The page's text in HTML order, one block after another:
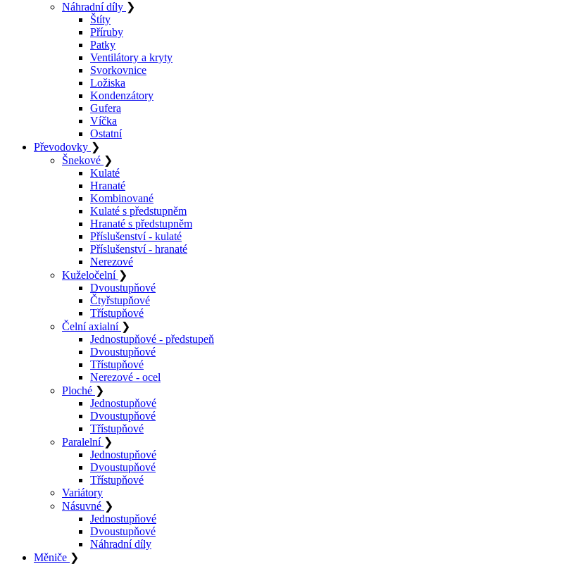
Náhradní díly ❯
Štíty
Příruby
Patky
Ventilátory a kryty
Svorkovnice
Ložiska
Kondenzátory
Gufera
Víčka
Ostatní
Převodovky ❯
Šnekové ❯
Kulaté
Hranaté
Kombinované
Kulaté s předstupněm
Hranaté s předstupněm
Příslušenství - kulaté
Příslušenství - hranaté
Nerezové
Kuželočelní ❯
Dvoustupňové
Čtyřstupňové
Třístupňové
Čelní axialní ❯
Jednostupňové - předstupeň
Dvoustupňové
Třístupňové
Nerezové - ocel
Ploché ❯
Jednostupňové
Dvoustupňové
Třístupňové
Paralelní ❯
Jednostupňové
Dvoustupňové
Třístupňové
Variátory
Násuvné ❯
Jednostupňové
Dvoustupňové
Náhradní díly
Měniče ❯